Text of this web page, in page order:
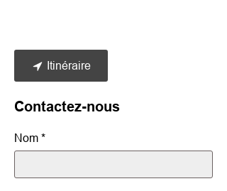
Itinéraire
Contactez-nous
Nom